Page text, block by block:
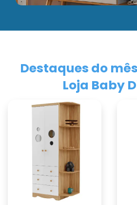
Destaques do
Loja Baby